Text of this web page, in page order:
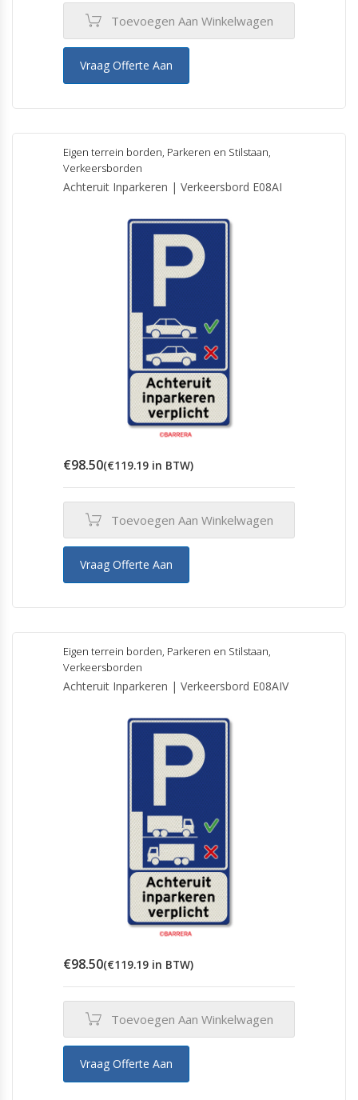
Toevoegen Aan Winkelwagen
Vraag Offerte Aan
Eigen terrein borden, Parkeren en Stilstaan,
Verkeersborden
Achteruit Inparkeren | Verkeersbord E08AI
€98.50(€119.19 in BTW)
Toevoegen Aan Winkelwagen
Vraag Offerte Aan
Eigen terrein borden, Parkeren en Stilstaan,
Verkeersborden
Achteruit Inparkeren | Verkeersbord E08AIV
€98.50(€119.19 in BTW)
Toevoegen Aan Winkelwagen
Vraag Offerte Aan